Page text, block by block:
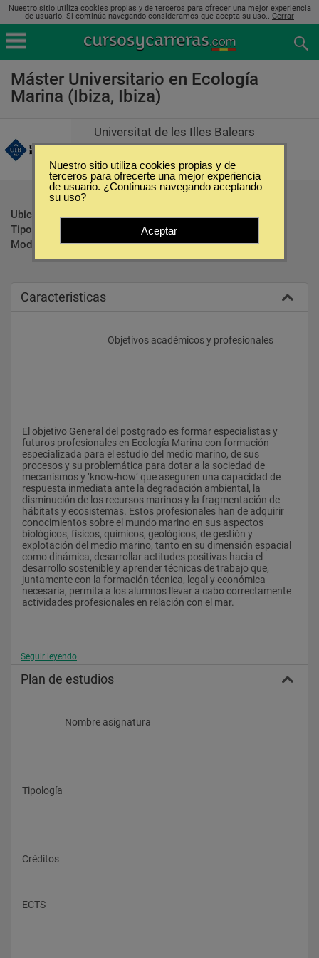
Nuestro sitio utiliza cookies propias y de terceros para ofrecer una mejor experiencia
de usuario. Si continúa navegando consideramos que acepta su uso.. Cerrar
Máster Universitario en Ecología
Marina (Ibiza, Ibiza)
Universitat de les Illes Balears
Ubicación:
Ibiza - Ibiza
Tipo:
Modalidad:
Presencial
Caracteristicas
					Objetivos académicos y profesionales
El objetivo General del postgrado es formar especialistas y
futuros profesionales en Ecología Marina con formación
especializada para el estudio del medio marino, de sus
procesos y su problemática para dotar a la sociedad de
mecanismos y ‘know-how’ que aseguren una capacidad de
respuesta inmediata ante la degradación ambiental, la
disminución de los recursos marinos y la fragmentación de
hábitats y ecosistemas. Estos profesionales han de adquirir
conocimientos sobre el mundo marino en sus aspectos
biológicos, físicos, químicos, geológicos, de gestión y
explotación del medio marino, tanto en su dimensión espacial
como dinámica, desarrollar actitudes positivas hacia el
desarrollo sostenible y aprender técnicas de trabajo que,
juntamente con la formación técnica, legal y económica
necesaria, permita a los alumnos llevar a cabo correctamente
actividades profesionales en relación con el mar.
-         Adquirir formación básica de los parámetros y las
-         Distinguir y reconocer los componentes mayoritarios del
plancton, necton i bentos marino.
-         Disponer de criterios de valoración de indicadores
Seguir leyendo
Plan de estudios
                    Nombre asignatura
Tipología
Créditos
ECTS
Nuestro sitio utiliza cookies propias y de
terceros para ofrecerte una mejor experiencia
de usuario. ¿Continuas navegando aceptando
su uso?
Aceptar